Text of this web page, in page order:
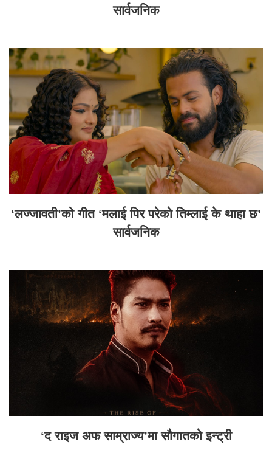
सार्वजनिक
‘लज्जावती’को गीत ‘मलाई पिर परेको तिम्लाई के थाहा छ’
सार्वजनिक
‘द राइज अफ साम्राज्य’मा सौगातको इन्ट्री